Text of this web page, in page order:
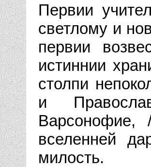
Первии
светлому и
первии
истиннии
столпи
и
вселенней
милость.